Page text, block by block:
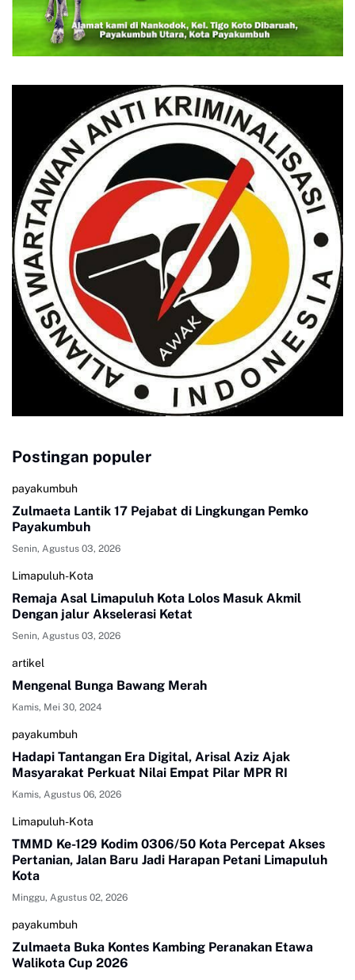
Postingan populer
payakumbuh
Zulmaeta Lantik 17 Pejabat di Lingkungan Pemko
Payakumbuh
Senin, Agustus 03, 2026
Limapuluh-Kota
Remaja Asal Limapuluh Kota Lolos Masuk Akmil
Dengan jalur Akselerasi Ketat
Senin, Agustus 03, 2026
artikel
Mengenal Bunga Bawang Merah
Kamis, Mei 30, 2024
payakumbuh
Hadapi Tantangan Era Digital, Arisal Aziz Ajak
Masyarakat Perkuat Nilai Empat Pilar MPR RI
Kamis, Agustus 06, 2026
Limapuluh-Kota
TMMD Ke-129 Kodim 0306/50 Kota Percepat Akses
Pertanian, Jalan Baru Jadi Harapan Petani Limapuluh
Kota
Minggu, Agustus 02, 2026
payakumbuh
Zulmaeta Buka Kontes Kambing Peranakan Etawa
Walikota Cup 2026